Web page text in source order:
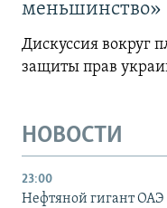
меньшинство»
Дискуссия вокруг
защиты прав
НОВОСТИ
23:00
Нефтяной гигант ОАЭ